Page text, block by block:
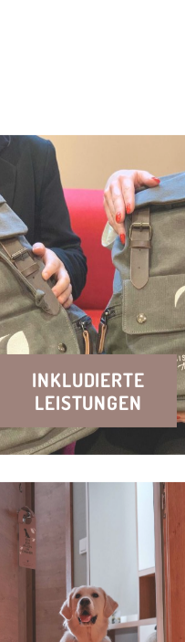
INKLUDIERTE
LEISTUNGEN